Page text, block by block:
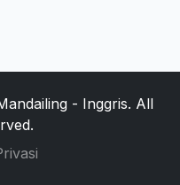
- Inggris. All